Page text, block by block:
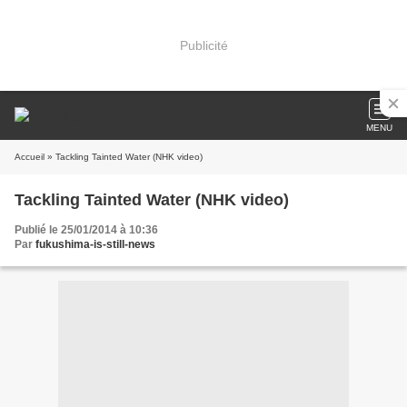
Publicité
MENU
Accueil » Tackling Tainted Water (NHK video)
Tackling Tainted Water (NHK video)
Publié le 25/01/2014 à 10:36
Par fukushima-is-still-news